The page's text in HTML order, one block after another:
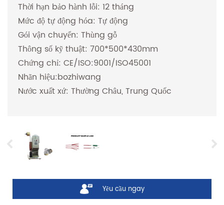
Thời hạn bảo hành lỗi: 12 tháng
Mức độ tự động hóa: Tự động
Gói vận chuyển: Thùng gỗ
Thông số kỹ thuật: 700*500*430mm
Chứng chỉ: CE/ISO:9001/ISO45001
Nhãn hiệu:bozhiwang
Nước xuất xứ: Thường Châu, Trung Quốc
Yêu cầu ngay